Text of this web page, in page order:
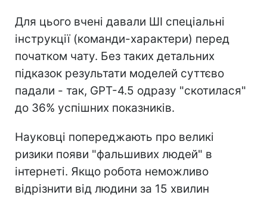
Для цього вчені давали ШІ спеціальні
інструкції (команди-характери) перед
початком чату. Без таких детальних
підказок результати моделей суттєво
падали - так, GPT-4.5 одразу "скотилася"
до 36% успішних показників.
Науковці попереджають про великі
ризики появи "фальшивих людей" в
інтернеті. Якщо робота неможливо
відрізнити від людини за 15 хвилин